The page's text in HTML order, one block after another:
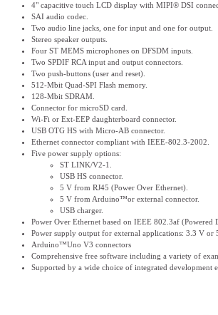
4" capacitive touch LCD display with MIPI® DSI
SAI audio codec.
Two audio line jacks, one for input and one for output.
Stereo speaker outputs.
Four ST MEMS microphones on DFSDM inputs.
Two SPDIF RCA input and output connectors.
Two push-buttons (user and reset).
512-Mbit Quad-SPI Flash memory.
128-Mbit SDRAM.
Connector for microSD card.
Wi-Fi or Ext-EEP daughterboard connector.
USB OTG HS with Micro-AB connector.
Ethernet connector compliant with IEEE-802.3-2002.
Five power supply options:
ST LINK/V2-1.
USB HS connector.
5 V from RJ45 (Power Over Ethernet).
5 V from Arduino™or external connector.
USB charger.
Power Over Ethernet based on IEEE 802.3af
Power supply output for external applications: 3.3 V or
Arduino™Uno V3 connectors
Comprehensive free software including a variety of
Supported by a wide choice of integrated development